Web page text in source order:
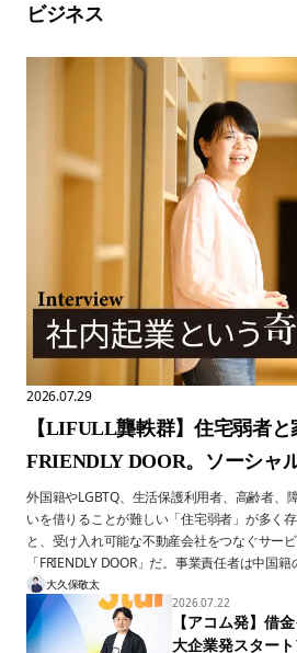
2026.07.29
【LIFULL龔軼群】住宅弱者と
FRIENDLY DOOR。ソーシャ
外国籍やLGBTQ、生活保護利用者、高齢者、
いを借りることが難しい「住宅弱者」が多く存在してい
と、受け入れ可能な不動産会社をつなぐサービ
「FRIENDLY DOOR」だ。事業責任者は中国籍
しみを、身をもって知っている。 2019年に立ち上がった同サービスは、
2026年時点で参画店舗数約7000店に拡大し、今
大久保敬太
2026.07.22